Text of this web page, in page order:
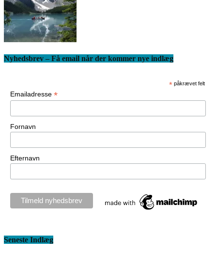
Nyhedsbrev – Få email når der kommer nye indlæg
* påkrævet felt
Emailadresse *
Fornavn
Efternavn
Seneste Indlæg